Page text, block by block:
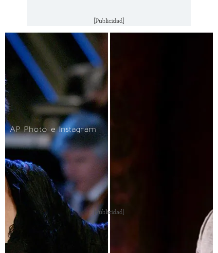
[Publicidad]
AP Photo e Instagram
[Publicidad]